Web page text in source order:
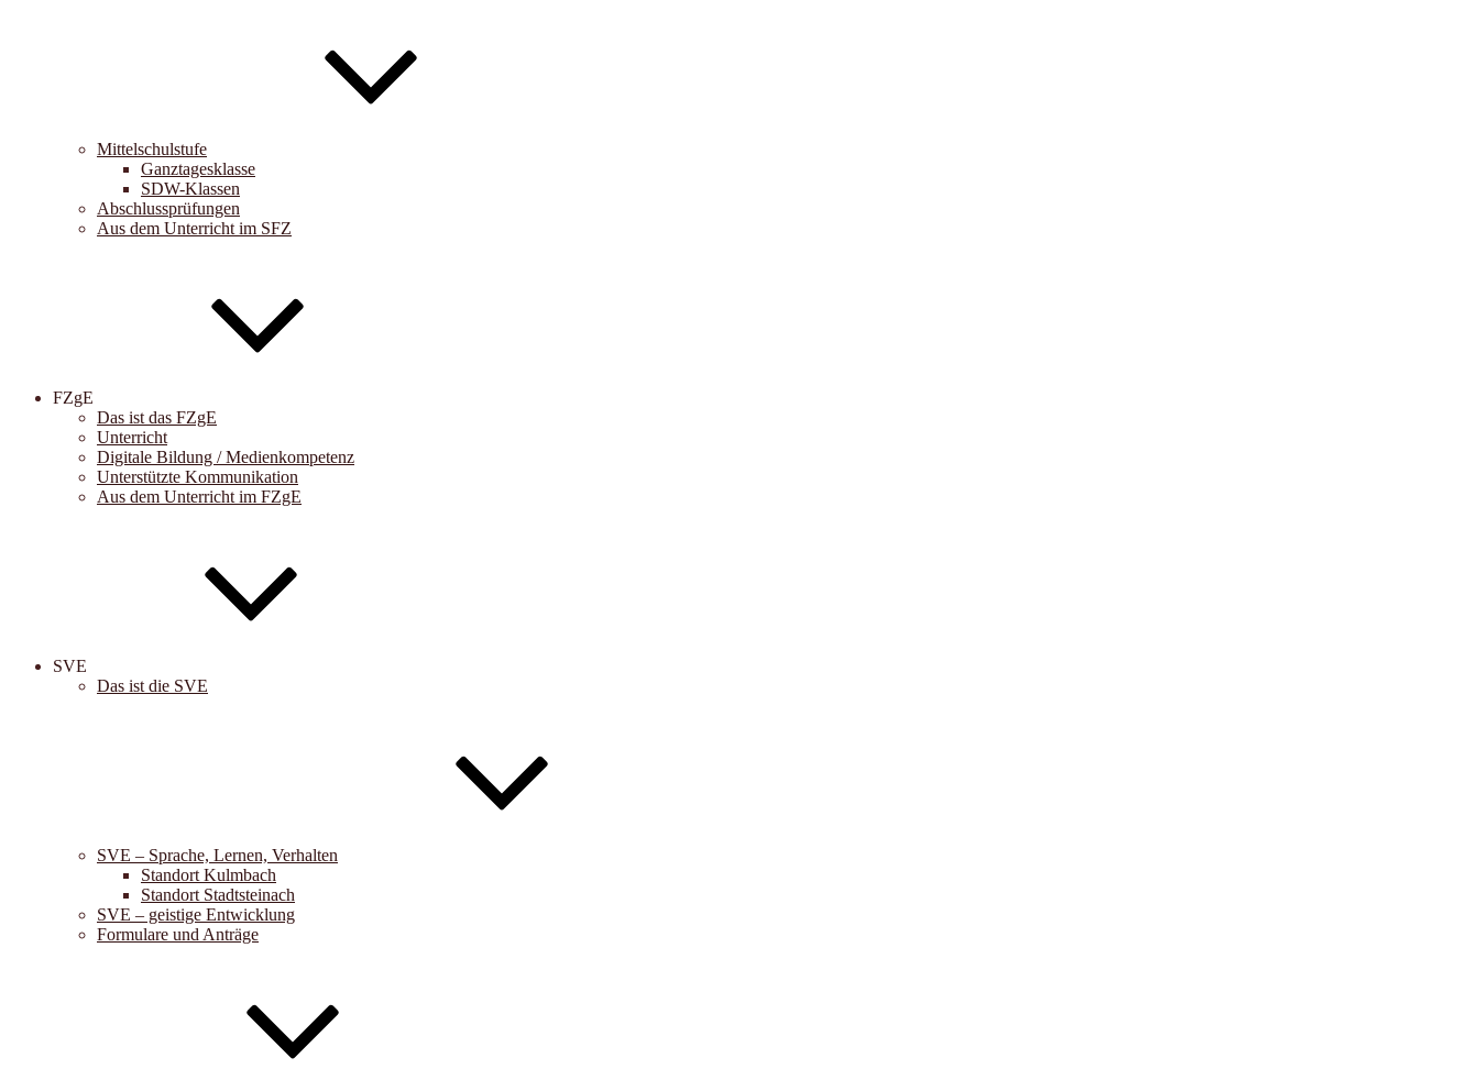
Mittelschulstufe
Ganztagesklasse
SDW-Klassen
Abschlussprüfungen
Aus dem Unterricht im SFZ
FZgE
Das ist das FZgE
Unterricht
Digitale Bildung / Medienkompetenz
Unterstützte Kommunikation
Aus dem Unterricht im FZgE
SVE
Das ist die SVE
SVE – Sprache, Lernen, Verhalten
Standort Kulmbach
Standort Stadtsteinach
SVE – geistige Entwicklung
Formulare und Anträge